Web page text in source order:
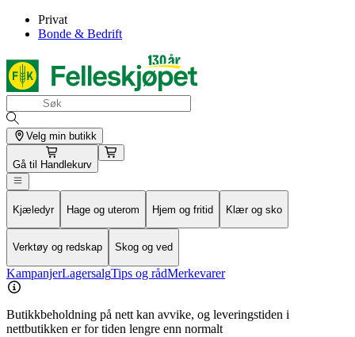
Privat
Bonde & Bedrift
Velg min butikk
Gå til Handlekurv
Kjæledyr Hage og uterom Hjem og fritid Klær og sko
Verktøy og redskap Skog og ved
KampanjerLagersalgTips og rådMerkevarer
Butikkbeholdning på nett kan avvike, og leveringstiden i
nettbutikken er for tiden lengre enn normalt